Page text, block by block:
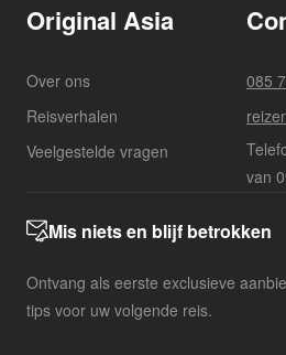
Original Asia
Over ons
Reisverhalen
Veelgestelde vragen
085
van
Mis niets en blijf betrokken
Ontvang als eerste exclusieve
tips voor uw volgende reis.